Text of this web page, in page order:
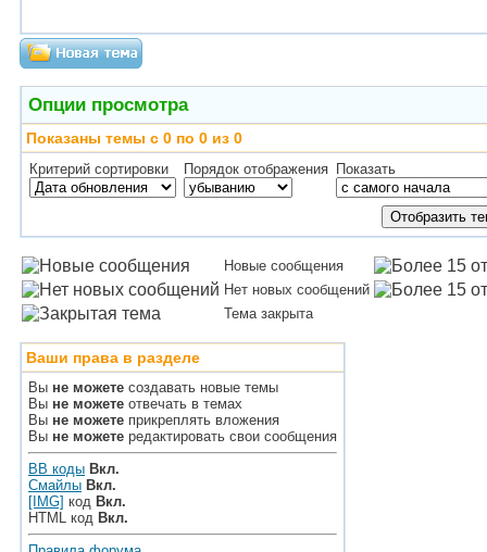
Опции просмотра
Показаны темы с 0 по 0 из 0
Критерий сортировки Порядок отображения Показать
Новые сообщения
Нет новых сообщений
Тема закрыта
Ваши права в разделе
Вы не можете создавать новые темы
Вы не можете отвечать в темах
Вы не можете прикреплять вложения
Вы не можете редактировать свои сообщения
BB коды Вкл.
Смайлы Вкл.
[IMG] код Вкл.
HTML код Вкл.